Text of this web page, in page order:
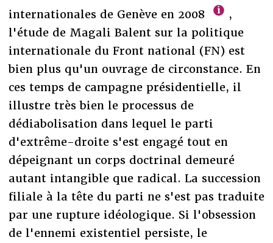
internationales de Genève en 2008
,
l'étude de Magali Balent sur la politique
internationale du Front national (FN) est
bien plus qu'un ouvrage de circonstance. En
ces temps de campagne présidentielle, il
illustre très bien le processus de
dédiabolisation dans lequel le parti
d'extrême-droite s'est engagé tout en
dépeignant un corps doctrinal demeuré
autant intangible que radical. La succession
filiale à la tête du parti ne s'est pas traduite
par une rupture idéologique. Si l'obsession
de l'ennemi existentiel persiste, le